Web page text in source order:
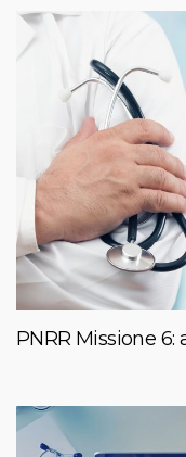
PNRR Missione 6: